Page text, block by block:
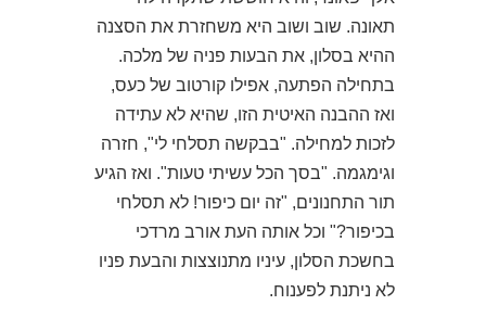
תאונה. שוב ושוב היא משחזרת את הסצנה
ההיא בסלון, את הבעות פניה של מלכה.
בתחילה הפתעה, אפילו קורטוב של כעס,
ואז ההבנה האיטית הזו, שהיא לא עתידה
לזכות למחילה. "בבקשה תסלחי לי", חזרה
וגימגמה. "בסך הכל עשיתי טעות". ואז הגיע
תור התחנונים, "זה יום כיפור! לא תסלחי
בכיפור?" וכל אותה העת אורב מרדכי
בחשכת הסלון, עיניו מתנוצצות והבעת פניו
לא ניתנת לפענוח.